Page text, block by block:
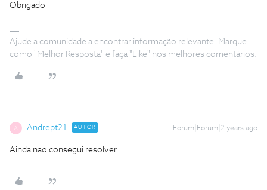
Obrigado
Ajude a comunidade a encontrar informação relevante. Marque
como "Melhor Resposta" e faça "Like" nos melhores comentários.
A Andrept21 AUTOR Forum|Forum|2 years ago
Ainda nao consegui resolver